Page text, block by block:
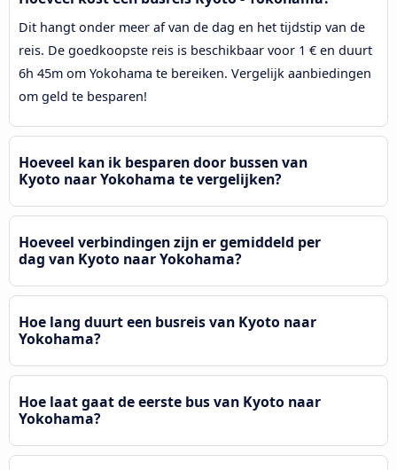
Dit hangt onder meer af van de dag en het tijdstip van de
reis. De goedkoopste reis is beschikbaar voor 1 € en duurt
6h 45m om Yokohama te bereiken. Vergelijk aanbiedingen
om geld te besparen!
Hoeveel kan ik besparen door bussen van
Kyoto naar Yokohama te vergelijken?
Hoeveel verbindingen zijn er gemiddeld per
dag van Kyoto naar Yokohama?
Hoe lang duurt een busreis van Kyoto naar
Yokohama?
Hoe laat gaat de eerste bus van Kyoto naar
Yokohama?